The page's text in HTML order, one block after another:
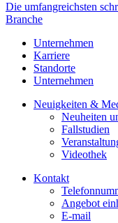
Die umfangreichsten
Branche
Unternehmen
Karriere
Standorte
Unternehmen
Neuigkeiten &
Neuheiten
Fallstudien
Videothek
Kontakt
Angebot
E-mail